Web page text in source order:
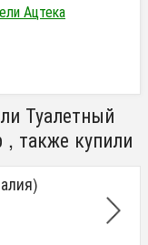
Ацтека
Туалетный
также купили